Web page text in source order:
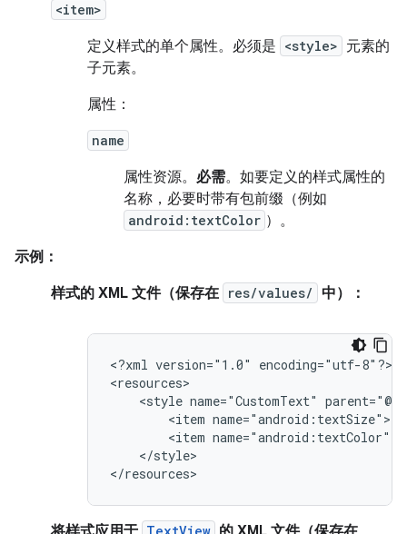
<item>
定义样式的单个属性。必须是 <style> 元素的
子元素。
属性：
name
属性资源。 必需。如要定义的样式属性的
名称，必要时带有包前缀（例如
android:textColor ）。
示例：
样式的 XML 文件（保存在 res/values/ 中）：
<?xml version="1.0"
encoding="utf-8"?>
<style name="CustomText"
<item
<item
</style>
</resources>